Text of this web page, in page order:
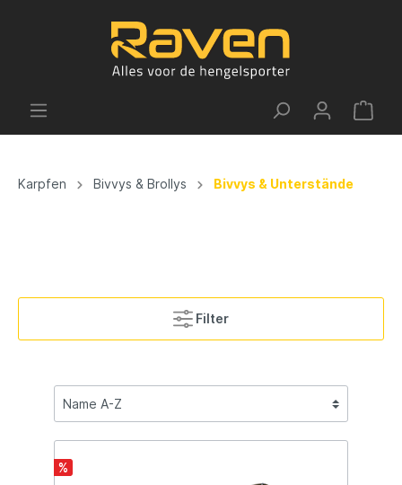
Karpfen Bivvys & Brollys Bivvys & Unterstände
Filter
%